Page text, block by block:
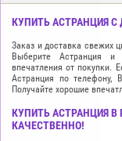
КУПИТЬ АСТРАНЦИЯ С
Заказ и доставка свежих
Выберите Астранция
впечатления от покупки.
Астранция по
Получайте хорошие
КУПИТЬ АСТРАНЦИЯ В
КАЧЕСТВЕННО!